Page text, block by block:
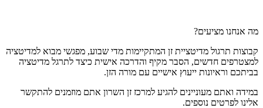
מה אנחנו מציעים?
בביתכם וראיונות ייעוץ אישיים עם מורה הזן.
אלינו לפרטים נוספים.